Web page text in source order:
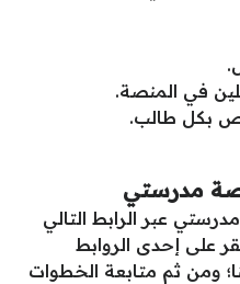
في المنصة.
بكل طالب.
مدرستي
عبر الرابط التالي
على إحدى الروابط
ومن ثم متابعة الخطوات